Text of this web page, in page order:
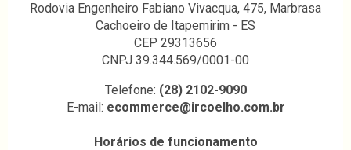
Rodovia Engenheiro Fabiano Vivacqua, 475, Marbrasa
Cachoeiro de Itapemirim - ES
CEP 29313656
CNPJ 39.344.569/0001-00
Telefone: (28) 2102-9090
E-mail: ecommerce@ircoelho.com.br
Horários de funcionamento